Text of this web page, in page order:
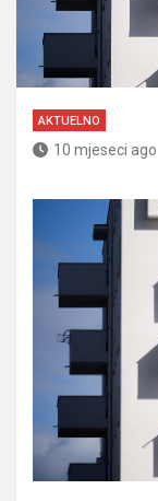
AKTUELNO
10 mjeseci ago